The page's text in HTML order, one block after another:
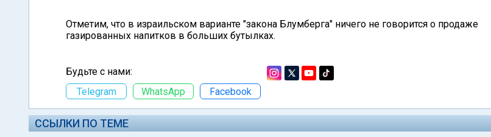
Отметим, что в израильском варианте "закона Блумберга" ничего не говорится о продаже
газированных напитков в больших бутылках.
Будьте с нами:
Telegram
WhatsApp Facebook
ССЫЛКИ ПО ТЕМЕ